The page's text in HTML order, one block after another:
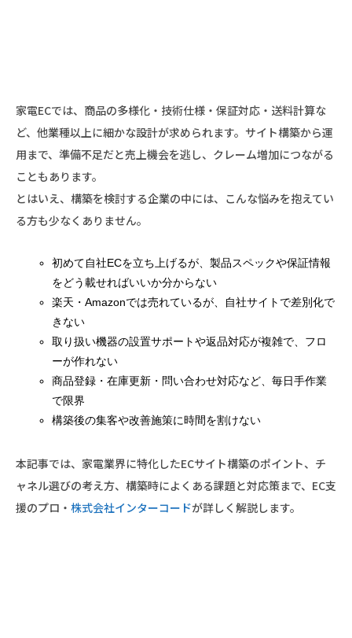
家電ECでは、商品の多様化・技術仕様・保証対応・送料計算な
ど、他業種以上に細かな設計が求められます。サイト構築から運
用まで、準備不足だと売上機会を逃し、クレーム増加につながる
こともあります。
とはいえ、構築を検討する企業の中には、こんな悩みを抱えてい
る方も少なくありません。
初めて自社ECを立ち上げるが、製品スペックや保証情報
をどう載せればいいか分からない
楽天・Amazonでは売れているが、自社サイトで差別化で
きない
取り扱い機器の設置サポートや返品対応が複雑で、フロ
ーが作れない
商品登録・在庫更新・問い合わせ対応など、毎日手作業
で限界
構築後の集客や改善施策に時間を割けない
本記事では、家電業界に特化したECサイト構築のポイント、チ
ャネル選びの考え方、構築時によくある課題と対応策まで、EC支
援のプロ・ 株式会社インターコードが詳しく解説します。